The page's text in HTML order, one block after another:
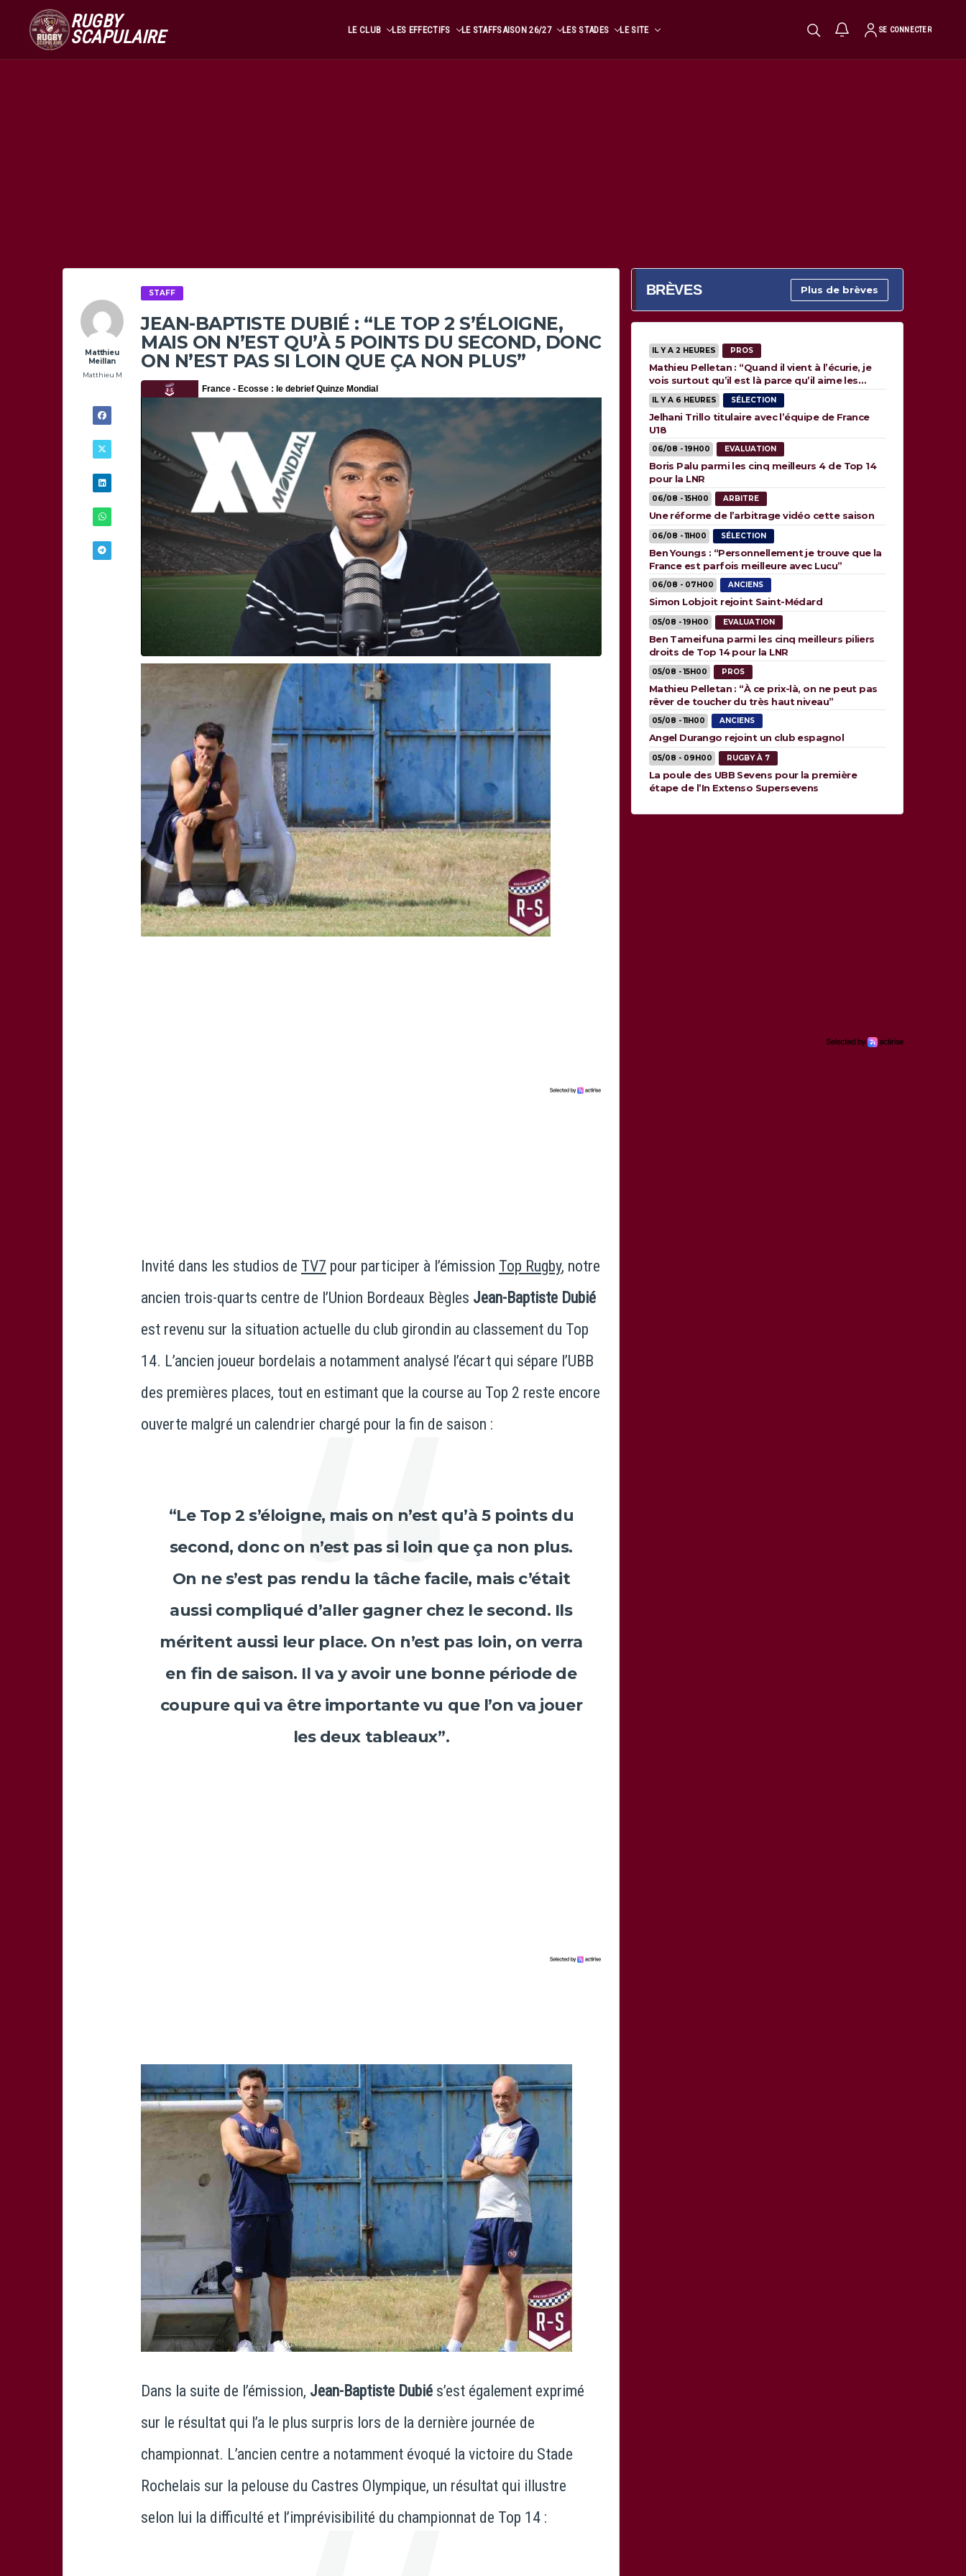
RUGBY
SCAPULAIRE LE CLUB LES EFFECTIFS LE STAFFSAISON 26/27 LES STADES LE SITE SE CONNECTER
Matthieu
Meillan
Matthieu M
STAFF
JEAN-BAPTISTE DUBIÉ : “LE TOP 2 S’ÉLOIGNE,
MAIS ON N’EST QU’À 5 POINTS DU SECOND, DONC
ON N’EST PAS SI LOIN QUE ÇA NON PLUS”
Invité dans les studios de TV7 pour participer à l’émission Top Rugby, notre
ancien trois-quarts centre de l’Union Bordeaux Bègles Jean-Baptiste Dubié
est revenu sur la situation actuelle du club girondin au classement du Top
14. L’ancien joueur bordelais a notamment analysé l’écart qui sépare l’UBB
des premières places, tout en estimant que la course au Top 2 reste encore
ouverte malgré un calendrier chargé pour la fin de saison :
“Le Top 2 s’éloigne, mais on n’est qu’à 5 points du
second, donc on n’est pas si loin que ça non plus.
On ne s’est pas rendu la tâche facile, mais c’était
aussi compliqué d’aller gagner chez le second. Ils
méritent aussi leur place. On n’est pas loin, on verra
en fin de saison. Il va y avoir une bonne période de
coupure qui va être importante vu que l’on va jouer
les deux tableaux”.
Dans la suite de l’émission, Jean-Baptiste Dubié s’est également exprimé
sur le résultat qui l’a le plus surpris lors de la dernière journée de
championnat. L’ancien centre a notamment évoqué la victoire du Stade
Rochelais sur la pelouse du Castres Olympique, un résultat qui illustre
selon lui la difficulté et l’imprévisibilité du championnat de Top 14 :
BRÈVES Plus de brèves
IL Y A 2 HEURES PROS
Mathieu Pelletan : “Quand il vient à l’écurie, je
vois surtout qu’il est là parce qu’il aime les
animaux”
IL Y A 6 HEURES SÉLECTION
Jelhani Trillo titulaire avec l’équipe de France
U18
06/08 - 19H00 EVALUATION
Boris Palu parmi les cinq meilleurs 4 de Top 14
pour la LNR
06/08 - 15H00 ARBITRE
Une réforme de l’arbitrage vidéo cette saison
06/08 - 11H00 SÉLECTION
Ben Youngs : “Personnellement je trouve que la
France est parfois meilleure avec Lucu”
06/08 - 07H00 ANCIENS
Simon Lobjoit rejoint Saint-Médard
05/08 - 19H00 EVALUATION
Ben Tameifuna parmi les cinq meilleurs piliers
droits de Top 14 pour la LNR
05/08 - 15H00 PROS
Mathieu Pelletan : “À ce prix-là, on ne peut pas
rêver de toucher du très haut niveau”
05/08 - 11H00 ANCIENS
Angel Durango rejoint un club espagnol
05/08 - 09H00 RUGBY À 7
La poule des UBB Sevens pour la première
étape de l’In Extenso Supersevens